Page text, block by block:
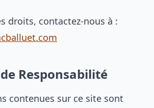
droits, contactez-nous à :
Responsabilité
contenues sur ce site sont